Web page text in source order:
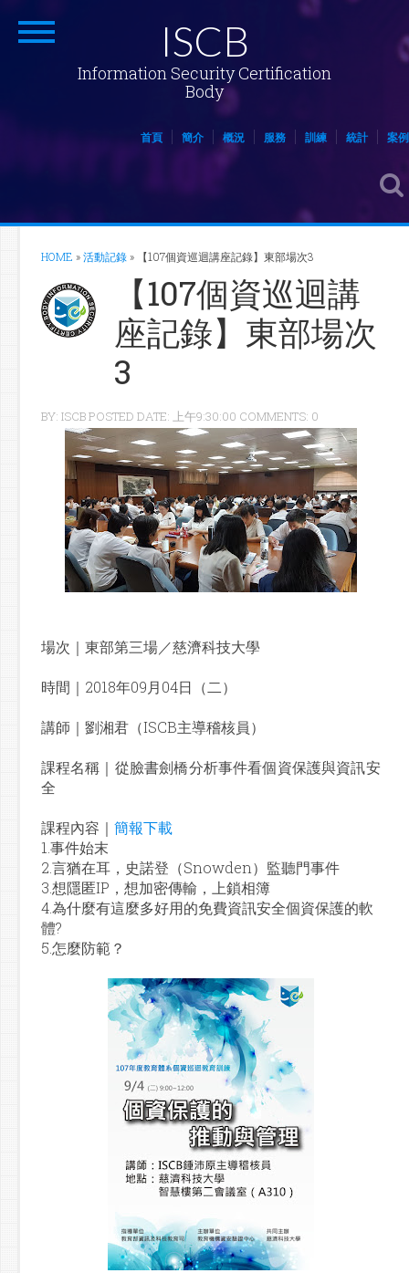
ISCB
Information Security Certification
Body
首頁 簡介 概況 服務 訓練 統計 案例
HOME »活動記錄» 【107個資巡迴講座記錄】東部場次3
【107個資巡迴講
座記錄】東部場次
3
BY: ISCB POSTED DATE: 上午9:30:00 COMMENTS: 0
場次｜東部第三場／慈濟科技大學
時間｜2018年09月04日（二）
講師｜ 劉湘君（ISCB主導稽核員）
課程名稱｜ 從臉書劍橋分析事件看個資保護與資訊安
全
課程內容｜ 簡報下載
1.事件始末
2.言猶在耳，史諾登（Snowden）監聽門事件
3.想隱匿IP，想加密傳輸，上鎖相簿
4.為什麼有這麼多好用的免費資訊安全個資保護的軟
體?
5.怎麼防範？